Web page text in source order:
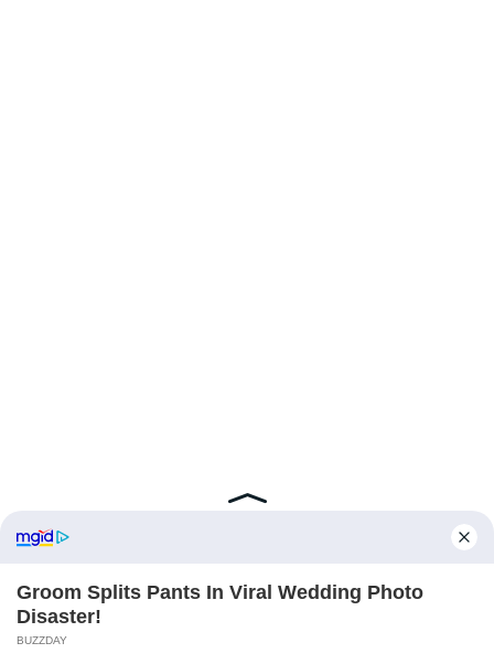
Quelle est sa vie privée ?
sur sa vie familiale, préférant protéger ses proches
des projecteurs.